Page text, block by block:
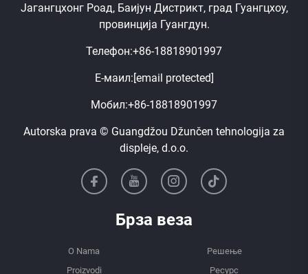
Јагангцхонг Роад, Баијун Дистрикт, град Гуангцхоу,
провинција Гуангдун.
Телефон:+86-18818901997
Е-маил:[email protected]
Мобил:+86-18818901997
Autorska prava © Guangdžou Džunčen tehnologija za
displeje, d.o.o.
Брза веза
O Nama
Решење
Proizvodi
Ресурс